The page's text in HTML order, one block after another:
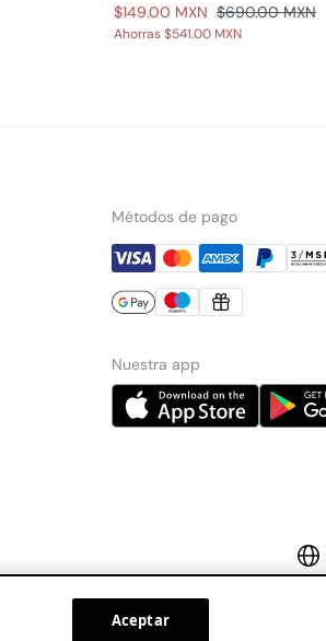
$149.00 MXN $690.00 MXN
Ahorras$541.00 MXN
Métodos de pago
Nuestra app
Marcas Tendam:
Aceptar